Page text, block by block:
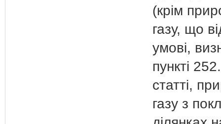
(крім
газу, що
умові,
пункті
статті,
газу з